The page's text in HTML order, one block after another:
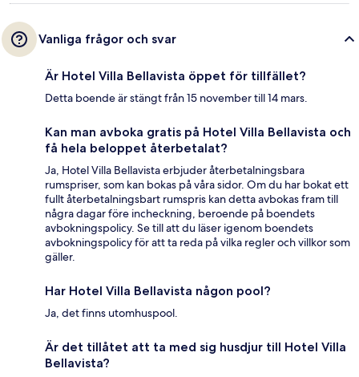
Vanliga frågor och svar
Är Hotel Villa Bellavista öppet för tillfället?
Detta boende är stängt från 15 november till 14 mars.
Kan man avboka gratis på Hotel Villa Bellavista och
få hela beloppet återbetalat?
Ja, Hotel Villa Bellavista erbjuder återbetalningsbara
rumspriser, som kan bokas på våra sidor. Om du har bokat ett
fullt återbetalningsbart rumspris kan detta avbokas fram till
några dagar före incheckning, beroende på boendets
avbokningspolicy. Se till att du läser igenom boendets
avbokningspolicy för att ta reda på vilka regler och villkor som
gäller.
Har Hotel Villa Bellavista någon pool?
Ja, det finns utomhuspool.
Är det tillåtet att ta med sig husdjur till Hotel Villa
Bellavista?